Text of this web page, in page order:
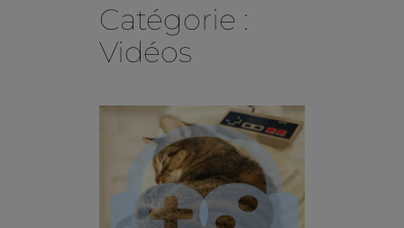
Catégorie :
Vidéos